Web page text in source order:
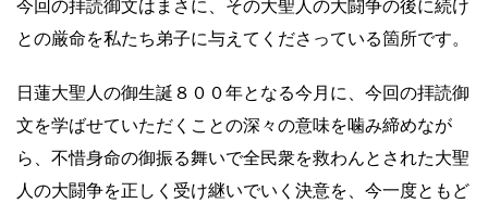
今回の拝読御文はまさに、その大聖人の大闘争の後に続け
との厳命を私たち弟子に与えてくださっている箇所です。
日蓮大聖人の御生誕８００年となる今月に、今回の拝読御
文を学ばせていただくことの深々の意味を噛み締めなが
ら、不惜身命の御振る舞いで全民衆を救わんとされた大聖
人の大闘争を正しく受け継いでいく決意を、今一度ともど